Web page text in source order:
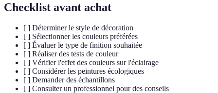
Checklist avant achat
[ ] Déterminer le style de décoration
[ ] Sélectionner les couleurs préférées
[ ] Évaluer le type de finition souhaitée
[ ] Réaliser des tests de couleur
[ ] Vérifier l'effet des couleurs sur l'éclairage
[ ] Considérer les peintures écologiques
[ ] Demander des échantillons
[ ] Consulter un professionnel pour des conseils